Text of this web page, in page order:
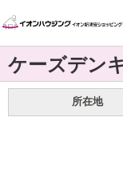
ケーズデン
所在地